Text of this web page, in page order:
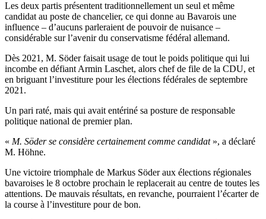
Les deux partis présentent traditionnellement un seul et même
candidat au poste de chancelier, ce qui donne au Bavarois une
influence – d’aucuns parleraient de pouvoir de nuisance –
considérable sur l’avenir du conservatisme fédéral allemand.
Dès 2021, M. Söder faisait usage de tout le poids politique qui lui
incombe en défiant Armin Laschet, alors chef de file de la CDU, et
en briguant l’investiture pour les élections fédérales de septembre
2021.
Un pari raté, mais qui avait entériné sa posture de responsable
politique national de premier plan.
« M. Söder se considère certainement comme candidat», a déclaré
M. Höhne.
Une victoire triomphale de Markus Söder aux élections régionales
bavaroises le 8 octobre prochain le replacerait au centre de toutes les
attentions. De mauvais résultats, en revanche, pourraient l’écarter de
la course à l’investiture pour de bon.